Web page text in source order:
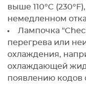
выше 110°C
немедленном
Лампочка
перегрева или
охлаждения,
охлаждающей
появлению кодов